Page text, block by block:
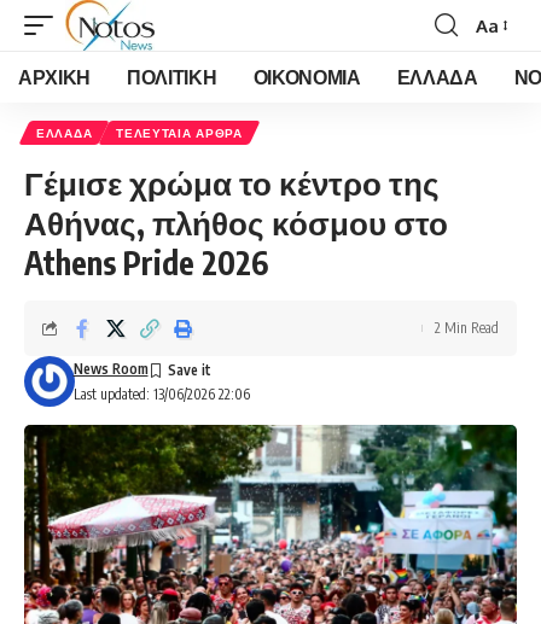
Font
Resizer
Aa
ΑΡΧΙΚΗ ΠΟΛΙΤΙΚΗ ΟΙΚΟΝΟΜΙΑ ΕΛΛΑΔΑ
ΕΛΛΑΔΑ ΤΕΛΕΥΤΑΙΑ ΑΡΘΡΑ
Γέμισε χρώμα το κέντρο της
Αθήνας, πλήθος κόσμου στο
Athens Pride 2026
Last updated: 13/06/2026 22:06
News Room
2 Min Read